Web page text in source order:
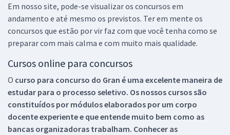
Em nosso site, pode-se visualizar os concursos em
andamento e até mesmo os previstos. Ter em mente os
concursos que estão por vir faz com que você tenha como se
preparar com mais calma e com muito mais qualidade.
Cursos online para concursos
O curso para concurso do Gran é uma excelente maneira de
estudar para o processo seletivo. Os nossos cursos são
constituídos por módulos elaborados por um corpo
docente experiente e que entende muito bem como as
bancas organizadoras trabalham. Conhecer as